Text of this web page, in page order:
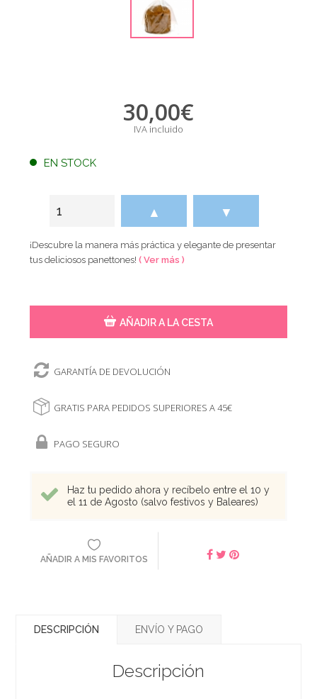
30,00€
IVA incluido
EN STOCK
▲ ▼
¡Descubre la manera más práctica y elegante de presentar
tus deliciosos panettones!( Ver más )
AÑADIR A LA CESTA
GARANTÍA DE DEVOLUCIÓN
GRATIS PARA PEDIDOS SUPERIORES A 45€
PAGO SEGURO
Haz tu pedido ahora y recíbelo entre el 10 y
el 11 de Agosto (salvo festivos y Baleares)
AÑADIR A MIS FAVORITOS
DESCRIPCIÓN ENVÍO Y PAGO
Descripción